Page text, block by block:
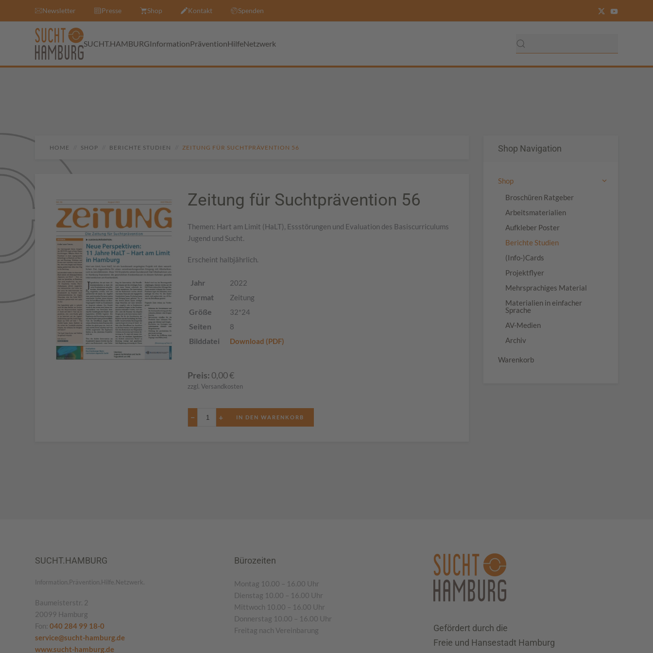
Newsletter Presse Shop Kontakt Spenden
SUCHT.HAMBURGInformationPräventionHilfeNetzwerk
HOME SHOP BERICHTE STUDIEN ZEITUNG FÜR SUCHTPRÄVENTION 56
Zeitung für Suchtprävention 56
Themen: Hart am Limit (HaLT), Essstörungen und Evaluation des Basiscurriculums
Jugend und Sucht.
Erscheint halbjährlich.
Jahr 2022
Format Zeitung
Größe 32*24
Seiten 8
Bilddatei Download (PDF)
Preis: 0,00€
zzgl. Versandkosten
− +
Shop Navigation
Shop
Broschüren Ratgeber
Arbeitsmaterialien
Aufkleber Poster
Berichte Studien
(Info-)Cards
Projektflyer
Mehrsprachiges Material
Materialien in einfacher
Sprache
AV-Medien
Archiv
Warenkorb
SUCHT.HAMBURG
Information.Prävention.Hilfe.Netzwerk.
Baumeisterstr. 2
20099 Hamburg
Fon: 040 284 99 18-0
service@sucht-hamburg.de
www.sucht-hamburg.de
Bürozeiten
Montag 10.00 – 16.00 Uhr
Dienstag 10.00 – 16.00 Uhr
Mittwoch 10.00 – 16.00 Uhr
Donnerstag 10.00 – 16.00 Uhr
Freitag nach Vereinbarung
Gefördert durch die
Freie und Hansestadt Hamburg